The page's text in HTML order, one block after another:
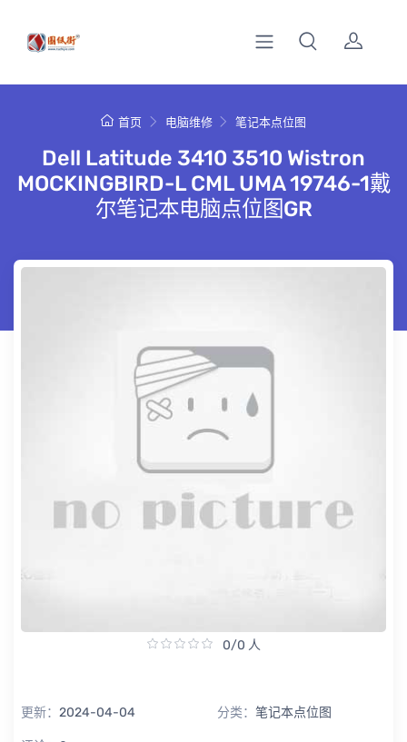
首页 电脑维修 笔记本点位图
Dell Latitude 3410 3510 Wistron
MOCKINGBIRD-L CML UMA 19746-1戴
尔笔记本电脑点位图GR
0/0 人
更新： 2024-04-04 分类： 笔记本点位图